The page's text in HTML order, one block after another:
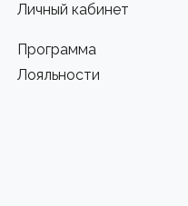
Личный кабинет
Программа
Лояльности